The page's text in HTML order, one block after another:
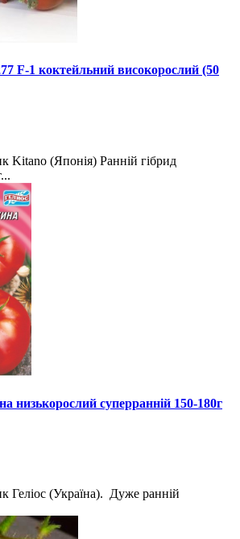
F-1 коктейльний високорослий (50
Kitano (Японія) Ранній гібрид
низькорослий суперранній 150-180г
Геліос (Україна). Дуже ранній